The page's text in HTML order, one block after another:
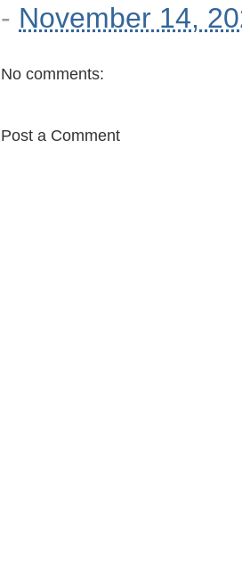
- November 14,
No comments:
Post a Comment